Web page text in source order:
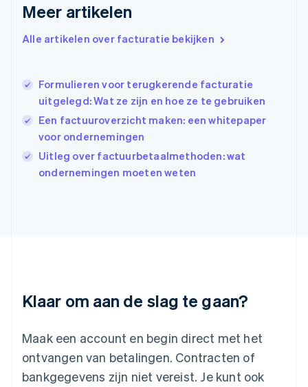
Meer artikelen
Alle artikelen over facturatie bekijken
Formulieren voor terugkerende facturatie
uitgelegd: Wat ze zijn en hoe ze te gebruiken
Een factuuroverzicht maken: een whitepaper
voor ondernemingen
Uitleg over factuurbetaalmethoden: wat
ondernemingen moeten weten
Klaar om aan de slag te gaan?
Maak een account en begin direct met het
ontvangen van betalingen. Contracten of
bankgegevens zijn niet vereist. Je kunt ook
Hongarije
Hongkong SAR, China
English
English
Italië
ItalianoEnglish
日本語English
Kroatië
FrançaisDeutschEnglish
English
Malta
English
Mexico